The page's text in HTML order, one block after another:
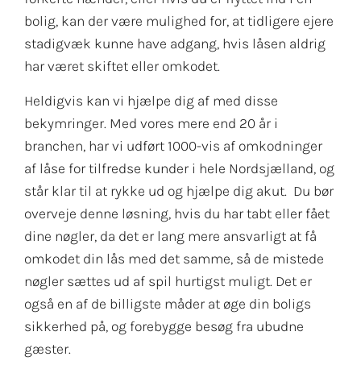
bolig, kan der være mulighed for, at tidligere ejere
stadigvæk kunne have adgang, hvis låsen aldrig
har været skiftet eller omkodet.
Heldigvis kan vi hjælpe dig af med disse
bekymringer. Med vores mere end 20 år i
branchen, har vi udført 1000-vis af omkodninger
af låse for tilfredse kunder i hele Nordsjælland, og
står klar til at rykke ud og hjælpe dig akut. Du bør
overveje denne løsning, hvis du har tabt eller fået
dine nøgler, da det er lang mere ansvarligt at få
omkodet din lås med det samme, så de mistede
nøgler sættes ud af spil hurtigst muligt. Det er
også en af de billigste måder at øge din boligs
sikkerhed på, og forebygge besøg fra ubudne
gæster.